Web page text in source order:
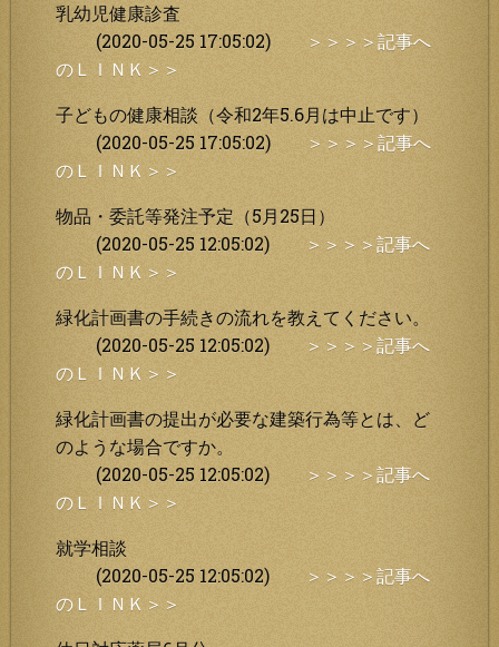
乳幼児健康診査
(2020-05-25 17:05:02)
＞＞＞＞記事へ
のＬＩＮＫ＞＞
子どもの健康相談（令和2年5.6月は中止です）
(2020-05-25 17:05:02)
＞＞＞＞記事へ
のＬＩＮＫ＞＞
物品・委託等発注予定（5月25日）
(2020-05-25 12:05:02)
＞＞＞＞記事へ
のＬＩＮＫ＞＞
緑化計画書の手続きの流れを教えてください。
(2020-05-25 12:05:02)
＞＞＞＞記事へ
のＬＩＮＫ＞＞
緑化計画書の提出が必要な建築行為等とは、ど
のような場合ですか。
(2020-05-25 12:05:02)
＞＞＞＞記事へ
のＬＩＮＫ＞＞
就学相談
(2020-05-25 12:05:02)
＞＞＞＞記事へ
のＬＩＮＫ＞＞